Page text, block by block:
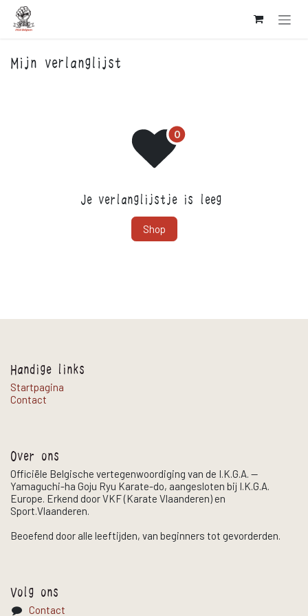
Overslaan naar inhoud
Mijn verlanglijst
Je verlanglijstje is leeg!
Shop
Handige links
Startpagina
Contact
Over ons
Officiële Belgische vertegenwoordiging van de I.K.G.A. —
Yamaguchi-ha Goju Ryu Karate-do, aangesloten bij I.K.G.A.
Europe. Erkend door VKF (Karate Vlaanderen) en
Sport.Vlaanderen.
Beoefend door alle leeftijden, van beginners tot gevorderden.
Volg ons
Contact